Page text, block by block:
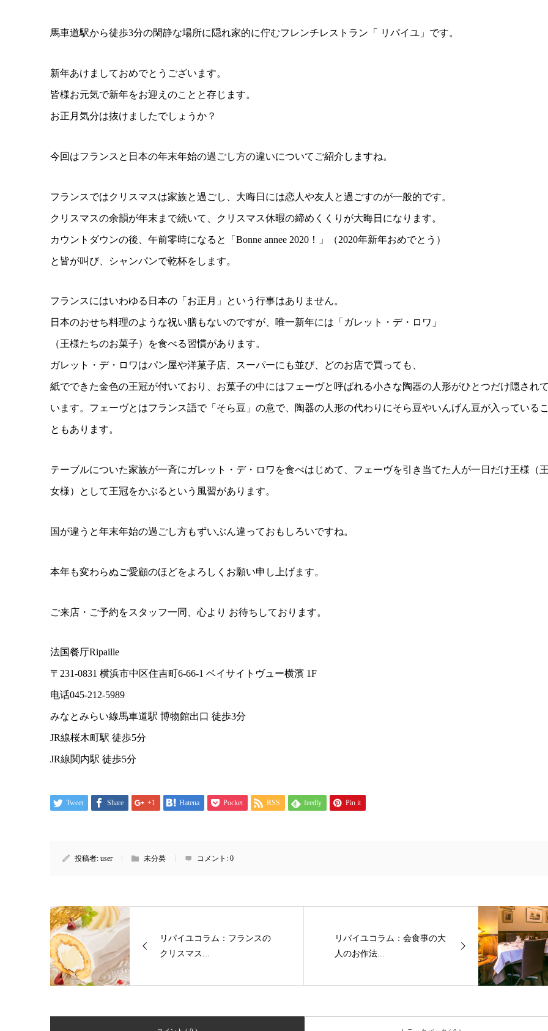
馬車道駅から徒歩3分の閑静な場所に隠れ家的に佇むフレンチレストラン「 リパイユ」です。
新年あけましておめでとうございます。
皆様お元気で新年をお迎えのことと存じます。
お正月気分は抜けましたでしょうか？
今回はフランスと日本の年末年始の過ごし方の違いについてご紹介しますね。
フランスではクリスマスは家族と過ごし、大晦日には恋人や友人と過ごすのが一般的です。
クリスマスの余韻が年末まで続いて、クリスマス休暇の締めくくりが大晦日になります。
カウントダウンの後、午前零時になると「Bonne annee 2020！」（2020年新年おめでとう）
と皆が叫び、シャンパンで乾杯をします。
フランスにはいわゆる日本の「お正月」という行事はありません。
日本のおせち料理のような祝い膳もないのですが、唯一新年には「ガレット・デ・ロワ」
（王様たちのお菓子）を食べる習慣があります。
ガレット・デ・ロワはパン屋や洋菓子店、スーパーにも並び、どのお店で買っても、
紙でできた金色の王冠が付いており、お菓子の中にはフェーヴと呼ばれる小さな陶器の人形がひとつだけ隠されて
います。フェーヴとはフランス語で「そら豆」の意で、陶器の人形の代わりにそら豆やいんげん豆が入っているこ
ともあります。
テーブルについた家族が一斉にガレット・デ・ロワを食べはじめて、フェーヴを引き当てた人が一日だけ王様（王
女様）として王冠をかぶるという風習があります。
国が違うと年末年始の過ごし方もずいぶん違っておもしろいですね。
本年も変わらぬご愛顧のほどをよろしくお願い申し上げます。
ご来店・ご予約をスタッフ一同、心より お待ちしております。
法国餐厅Ripaille
〒231-0831 横浜市中区住吉町6-66-1 ベイサイトヴュー横濱 1F
电话045-212-5989
みなとみらい線馬車道駅 博物館出口 徒歩3分
JR線桜木町駅 徒歩5分
JR線関内駅 徒歩5分
Tweet Share +1 Hatena Pocket RSS feedly Pin it
投稿者: user 未分类 コメント: 0
リパイユコラム：フランスの
クリスマス...
リパイユコラム：会食事の大
人のお作法...